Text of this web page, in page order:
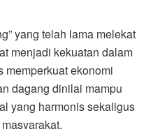
yang telah lama melekat
menjadi kekuatan dalam
memperkuat ekonomi
dagang dinilai mampu
yang harmonis sekaligus